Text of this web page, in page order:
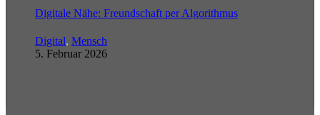
Digitale Nähe: Freundschaft per Algorithmus
Digital, Mensch
5. Februar 2026